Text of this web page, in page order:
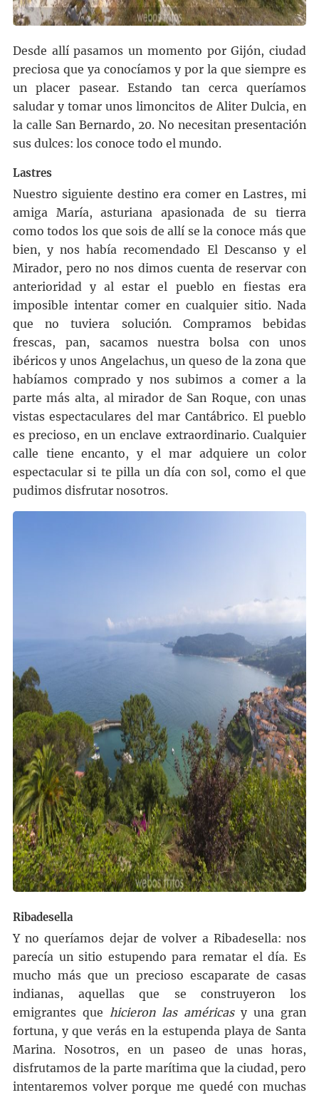
Desde allí pasamos un momento por Gijón, ciudad
preciosa que ya conocíamos y por la que siempre es
un placer pasear. Estando tan cerca queríamos
saludar y tomar unos limoncitos de Aliter Dulcia, en
la calle San Bernardo, 20. No necesitan presentación
sus dulces: los conoce todo el mundo.
Lastres
Nuestro siguiente destino era comer en Lastres, mi
amiga María, asturiana apasionada de su tierra
como todos los que sois de allí se la conoce más que
bien, y nos había recomendado El Descanso y el
Mirador, pero no nos dimos cuenta de reservar con
anterioridad y al estar el pueblo en fiestas era
imposible intentar comer en cualquier sitio. Nada
que no tuviera solución. Compramos bebidas
frescas, pan, sacamos nuestra bolsa con unos
ibéricos y unos Angelachus, un queso de la zona que
habíamos comprado y nos subimos a comer a la
parte más alta, al mirador de San Roque, con unas
vistas espectaculares del mar Cantábrico. El pueblo
es precioso, en un enclave extraordinario. Cualquier
calle tiene encanto, y el mar adquiere un color
espectacular si te pilla un día con sol, como el que
pudimos disfrutar nosotros.
Ribadesella
Y no queríamos dejar de volver a Ribadesella: nos
parecía un sitio estupendo para rematar el día. Es
mucho más que un precioso escaparate de casas
indianas, aquellas que se construyeron los
emigrantes que hicieron las américasy una gran
fortuna, y que verás en la estupenda playa de Santa
Marina. Nosotros, en un paseo de unas horas,
disfrutamos de la parte marítima que la ciudad, pero
intentaremos volver porque me quedé con muchas